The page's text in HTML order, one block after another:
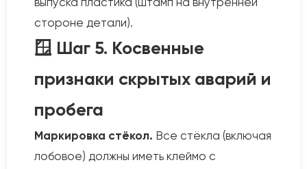
стороне детали).
🪟 Шаг 5. Косвенные
признаки скрытых аварий и
пробега
Маркировка стёкол. Все стёкла (включая
лобовое) должны иметь клеймо с